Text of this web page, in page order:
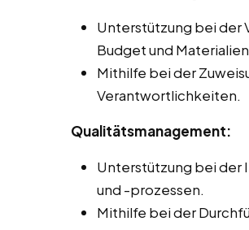
Unterstützung bei der
Budget und
Mithilfe bei der
Verantwortlichkeiten.
Qualitätsmanagement:
Unterstützung bei der
und -prozessen.
Mithilfe bei der